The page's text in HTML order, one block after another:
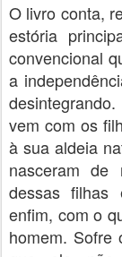
O livro conta,
estória
convencional
a
vem com os
à sua aldeia
nasceram de
dessas
enfim, com o
homem. Sofre